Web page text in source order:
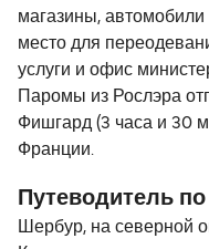
магазины,
место для
услуги и офис
Паромы из Рослэра
Фишгард (3 часа и 30
Франции.
Путеводитель
Шербур, на северной